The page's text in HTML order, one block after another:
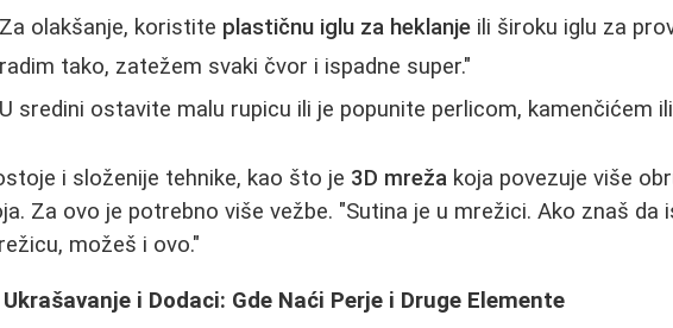
Za olakšanje, koristite plastičnu iglu za heklanje ili široku iglu za
radim tako, zatežem svaki čvor i ispadne super."
U sredini ostavite malu rupicu ili je popunite perlicom, kamenčićem
i složenije tehnike, kao što je 3D mreža koja povezuje više
Za ovo je potrebno više vežbe. "Sutina je u mrežici. Ako znaš da
možeš i ovo."
i Dodaci: Gde Naći Perje i Druge Elemente